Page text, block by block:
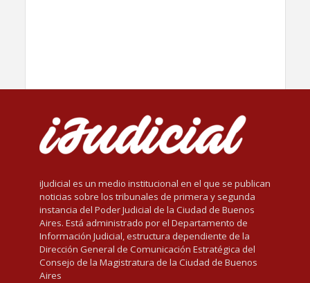
iJudicial es un medio institucional en el que se publican
noticias sobre los tribunales de primera y segunda
instancia del Poder Judicial de la Ciudad de Buenos
Aires. Está administrado por el Departamento de
Información Judicial, estructura dependiente de la
Dirección General de Comunicación Estratégica del
Consejo de la Magistratura de la Ciudad de Buenos
Aires